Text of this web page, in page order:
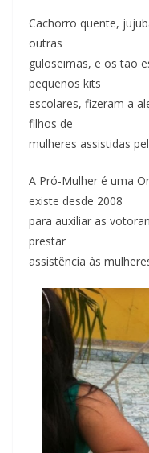
Cachorro quente,
outras
guloseimas, e os tão
pequenos kits
escolares, fizeram a
filhos de
mulheres assistidas
A Pró-Mulher é uma
existe desde 2008
para auxiliar as
prestar
assistência às